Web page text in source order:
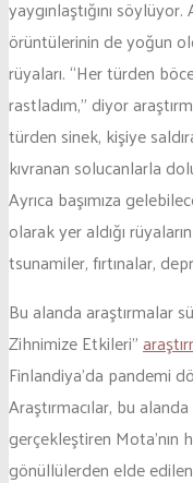
yaygınlaştığını
örüntülerinin de yoğun
rüyaları. “Her türden
rastladım,” diyor
türden sinek, kişiye
kıvranan solucanlarla
Ayrıca başımıza
olarak yer aldığı
tsunamiler, fırtınalar,
Bu alanda araştırmalar
Zihnimize Etkileri”
Finlandiya’da pandemi
Araştırmacılar, bu
gerçekleştiren
gönüllülerden elde